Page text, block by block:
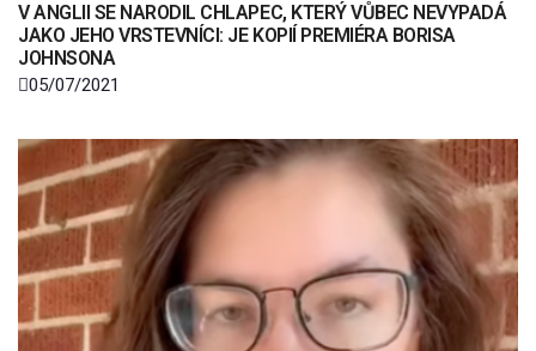
V ANGLII SE NARODIL CHLAPEC, KTERÝ VŮBEC NEVYPADÁ
JAKO JEHO VRSTEVNÍCI: JE KOPIÍ PREMIÉRA BORISA
JOHNSONA
05/07/2021